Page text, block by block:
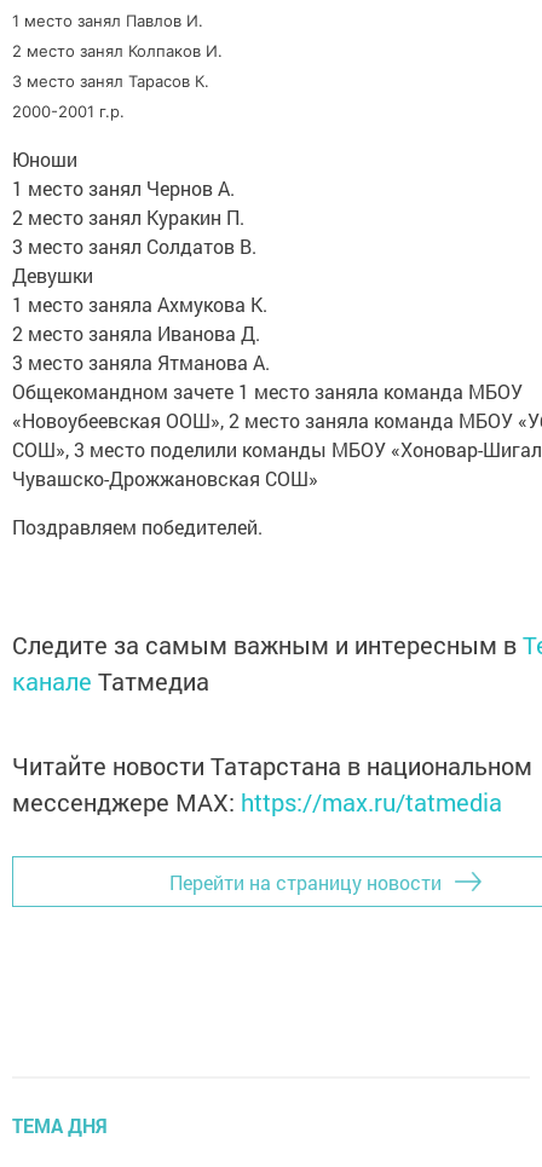
1 место занял Павлов И.
2 место занял Колпаков И.
3 место занял Тарасов К.
2000-2001 г.р.
Юноши
1 место занял Чернов А.
2 место занял Куракин П.
3 место занял Солдатов В.
Девушки
1 место заняла Ахмукова К.
2 место заняла Иванова Д.
3 место заняла Ятманова А.
Общекомандном зачете 1 место заняла команда МБОУ
«Новоубеевская ООШ», 2 место заняла команда МБОУ
СОШ», 3 место поделили команды МБОУ «Хоновар-
Чувашско-Дрожжановская СОШ»
Поздравляем победителей.
Следите за самым важным и интересным в
канале Татмедиа
Читайте новости Татарстана в национальном
мессенджере MАХ: https://max.ru/tatmedia
Перейти на страницу новости
ТЕМА ДНЯ